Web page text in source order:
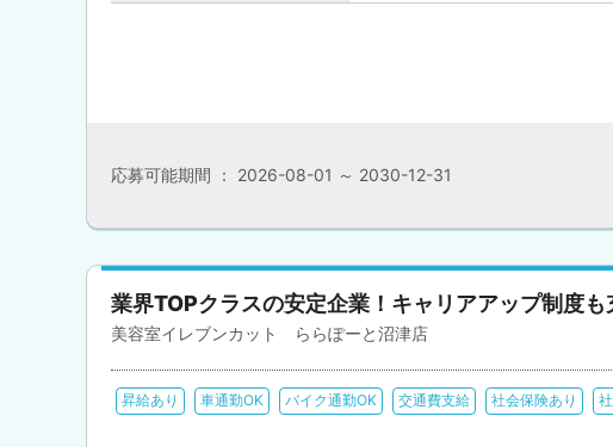
応募可能期間 ： 2026-08-01 ～ 2030-12-31
業界TOPクラスの安定企業！キャリアアップ制度
美容室イレブンカット ららぽーと沼津店
昇給あり 車通勤OK バイク通勤OK 交通費支給 社会保険あり